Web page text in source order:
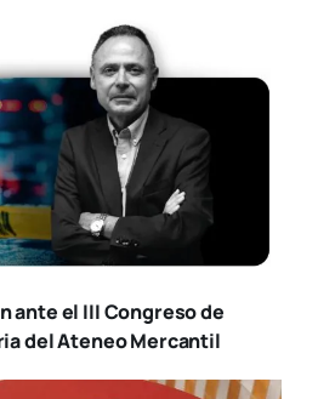
ante el III Congreso de
del Ateneo Mercantil